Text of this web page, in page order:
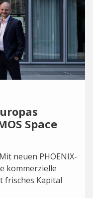
Space
neuen PHOENIX-
kommerzielle
frisches Kapital